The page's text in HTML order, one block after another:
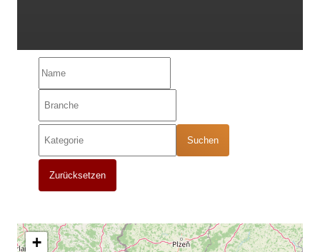
Suchen
Zurücksetzen
+